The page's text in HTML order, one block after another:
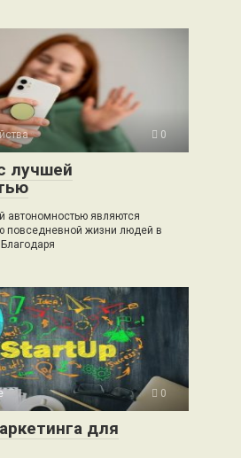
0
лучшей
автономностью являются
повседневной жизни людей в
0
для